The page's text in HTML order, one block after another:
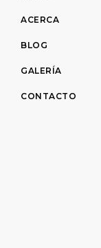
ACERCA
BLOG
GALERÍA
CONTACTO